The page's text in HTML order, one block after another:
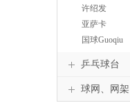
SANWEI
许绍发
亚萨卡
Yasaka
国球Guoqiu
乒乓球台
球网、网架